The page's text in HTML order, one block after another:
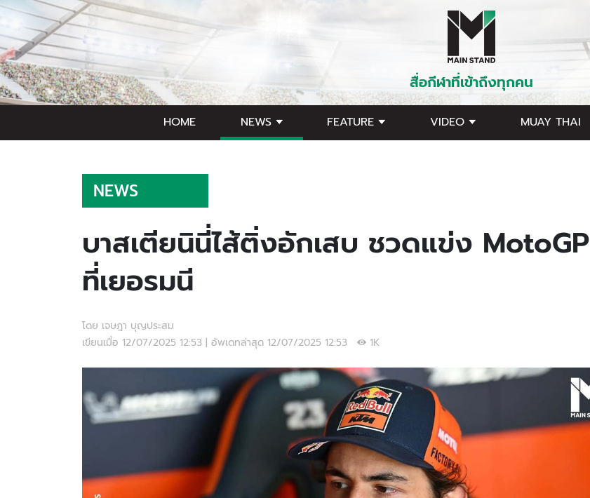
สื่อกีฬาที่เข้าถึงทุกคน
HOME NEWS FEATURE VIDEO MUAY THAI
NEWS
บาสเตียนินี่ไส้ติ่งอักเสบ ชวดแข่ง MotoGP
ที่เยอรมนี
โดย เจษฎา บุญประสม
เขียนเมื่อ 12/07/2025 12:53 | อัพเดทล่าสุด 12/07/2025 12:53
1K